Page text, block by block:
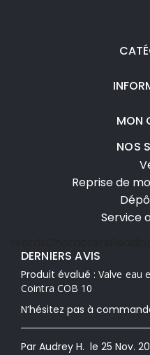
MON
NOS
Reprise de
Service
DERNIERS AVIS
Produit évalué : Valve eau
Cointra COB 10
N’hésitez pas à
Par Audrey H. le 25 Nov.